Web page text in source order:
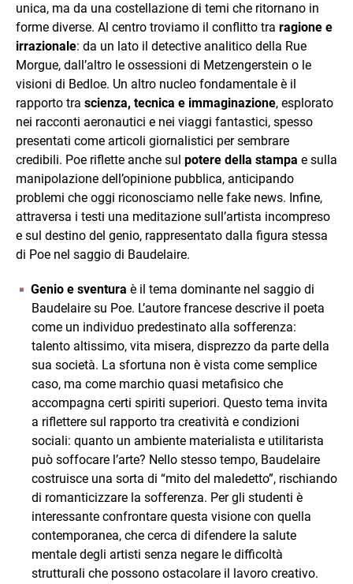
unica, ma da una costellazione di temi che ritornano in
forme diverse. Al centro troviamo il conflitto tra ragione e
irrazionale: da un lato il detective analitico della Rue
Morgue, dall’altro le ossessioni di Metzengerstein o le
visioni di Bedloe. Un altro nucleo fondamentale è il
rapporto tra scienza, tecnica e immaginazione, esplorato
nei racconti aeronautici e nei viaggi fantastici, spesso
presentati come articoli giornalistici per sembrare
credibili. Poe riflette anche sul potere della stampa e sulla
manipolazione dell’opinione pubblica, anticipando
problemi che oggi riconosciamo nelle fake news. Infine,
attraversa i testi una meditazione sull’artista incompreso
e sul destino del genio, rappresentato dalla figura stessa
di Poe nel saggio di Baudelaire.
Genio e sventura è il tema dominante nel saggio di
Baudelaire su Poe. L’autore francese descrive il poeta
come un individuo predestinato alla sofferenza:
talento altissimo, vita misera, disprezzo da parte della
sua società. La sfortuna non è vista come semplice
caso, ma come marchio quasi metafisico che
accompagna certi spiriti superiori. Questo tema invita
a riflettere sul rapporto tra creatività e condizioni
sociali: quanto un ambiente materialista e utilitarista
può soffocare l’arte? Nello stesso tempo, Baudelaire
costruisce una sorta di “mito del maledetto”, rischiando
di romanticizzare la sofferenza. Per gli studenti è
interessante confrontare questa visione con quella
contemporanea, che cerca di difendere la salute
mentale degli artisti senza negare le difficoltà
strutturali che possono ostacolare il lavoro creativo.